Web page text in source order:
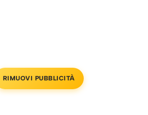
RIMUOVI PUBBLICITÀ